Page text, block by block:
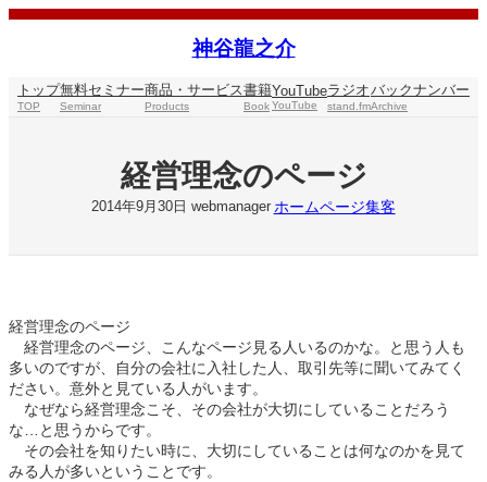
内
キ
神谷龍之介
トップ
TOP
無料セミナー
Seminar
商品・サービス
Products
書籍
Book
YouTube
YouTube
ラジオ
stand.fm
バックナンバー
Archive
経営理念のページ
2014年9月30日 webmanager ホームページ集客
経営理念のページ
経営理念のページ、こんなページ見る人いるのかな。と思う人も
多いのですが、自分の会社に入社した人、取引先等に聞いてみてく
ださい。意外と見ている人がいます。
なぜなら経営理念こそ、その会社が大切にしていることだろう
な…と思うからです。
その会社を知りたい時に、大切にしていることは何なのかを見て
みる人が多いということです。